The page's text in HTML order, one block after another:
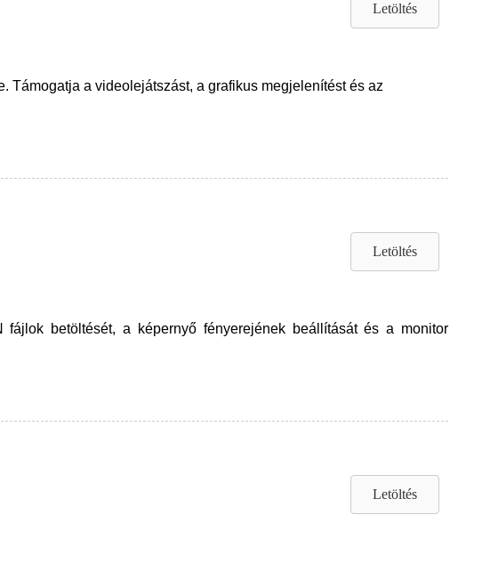
Letöltés
a videolejátszást, a grafikus megjelenítést és az
Letöltés
betöltését, a képernyő fényerejének beállítását és a monitor
Letöltés